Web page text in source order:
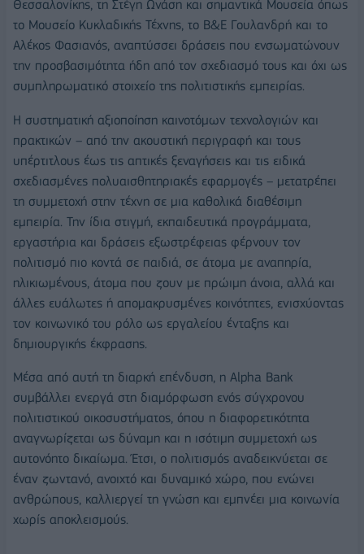
Θεσσαλονίκης, τη Στέγη Ωνάση και σημαντικά Μουσεία όπως
το Μουσείο Κυκλαδικής Τέχνης, το Β&Ε Γουλανδρή και το
Αλέκος Φασιανός, αναπτύσσει δράσεις που ενσωματώνουν
την προσβασιμότητα ήδη από τον σχεδιασμό τους και όχι ως
συμπληρωματικό στοιχείο της πολιτιστικής εμπειρίας.
Η συστηματική αξιοποίηση καινοτόμων τεχνολογιών και
πρακτικών – από την ακουστική περιγραφή και τους
υπέρτιτλους έως τις απτικές ξεναγήσεις και τις ειδικά
σχεδιασμένες πολυαισθητηριακές εφαρμογές – μετατρέπει
τη συμμετοχή στην τέχνη σε μια καθολικά διαθέσιμη
εμπειρία. Την ίδια στιγμή, εκπαιδευτικά προγράμματα,
εργαστήρια και δράσεις εξωστρέφειας φέρνουν τον
πολιτισμό πιο κοντά σε παιδιά, σε άτομα με αναπηρία,
ηλικιωμένους, άτομα που ζουν με πρώιμη άνοια, αλλά και
άλλες ευάλωτες ή απομακρυσμένες κοινότητες, ενισχύοντας
τον κοινωνικό του ρόλο ως εργαλείου ένταξης και
δημιουργικής έκφρασης.
Μέσα από αυτή τη διαρκή επένδυση, η Alpha Bank
συμβάλλει ενεργά στη διαμόρφωση ενός σύγχρονου
πολιτιστικού οικοσυστήματος, όπου η διαφορετικότητα
αναγνωρίζεται ως δύναμη και η ισότιμη συμμετοχή ως
αυτονόητο δικαίωμα. Έτσι, ο πολιτισμός αναδεικνύεται σε
έναν ζωντανό, ανοιχτό και δυναμικό χώρο, που ενώνει
ανθρώπους, καλλιεργεί τη γνώση και εμπνέει μια κοινωνία
χωρίς αποκλεισμούς.